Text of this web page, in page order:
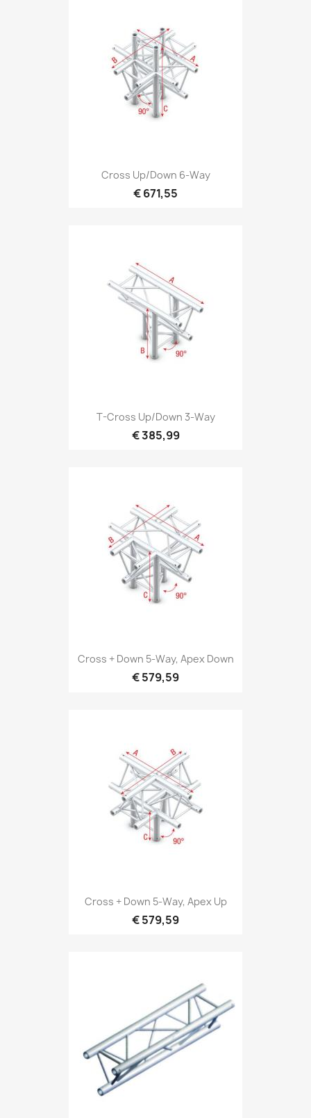
Snel bekijken
Cross Up/down 6-Way
€ 671,55
Snel bekijken
T-Cross Up/down 3-Way
€ 385,99
Snel bekijken
Cross + Down 5-Way, Apex Down
€ 579,59
Snel bekijken
Cross + Down 5-Way, Apex Up
€ 579,59